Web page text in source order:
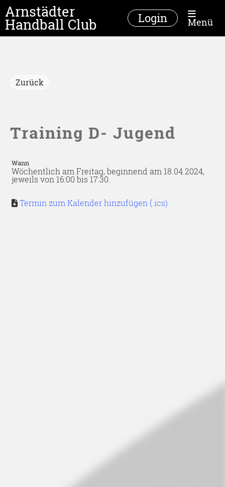
Arnstädter
Handball Club Login Menü
Zurück
Training D- Jugend
Wann
Wöchentlich am Freitag, beginnend am 18.04.2024,
jeweils von 16:00 bis 17:30.
Termin zum Kalender hinzufügen (.ics)